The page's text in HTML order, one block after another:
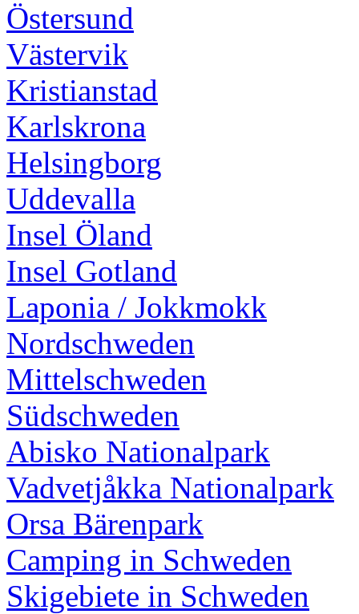
Östersund
Västervik
Kristianstad
Karlskrona
Helsingborg
Uddevalla
Insel Öland
Insel Gotland
Laponia / Jokkmokk
Nordschweden
Mittelschweden
Südschweden
Abisko Nationalpark
Vadvetjåkka Nationalpark
Orsa Bärenpark
Camping in Schweden
Skigebiete in Schweden